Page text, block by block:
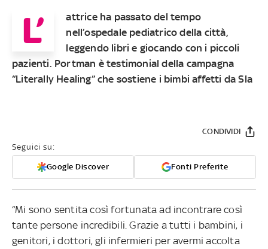
L’
attrice ha passato del tempo
nell’ospedale pediatrico della città,
leggendo libri e giocando con i piccoli
pazienti. Portman è testimonial della campagna
“Literally Healing” che sostiene i bimbi affetti da Sla
Seguici su:
Google Discover Fonti Preferite
CONDIVIDI
“Mi sono sentita così fortunata ad incontrare così
tante persone incredibili. Grazie a tutti i bambini, i
genitori, i dottori, gli infermieri per avermi accolta